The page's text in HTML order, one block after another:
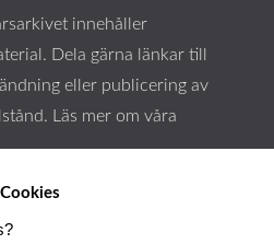
innehåller
Dela gärna länkar till
eller publicering av
Läs mer om våra
Cookies
?